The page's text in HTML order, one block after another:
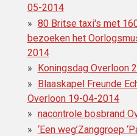
05-2014
80 Britse taxi's met
bezoeken het
2014
Koningsdag Overloon
Blaaskapel Freunde
Overloon 19-04-2014
nacontrole bosbrand
‘Een weg’Zanggroep